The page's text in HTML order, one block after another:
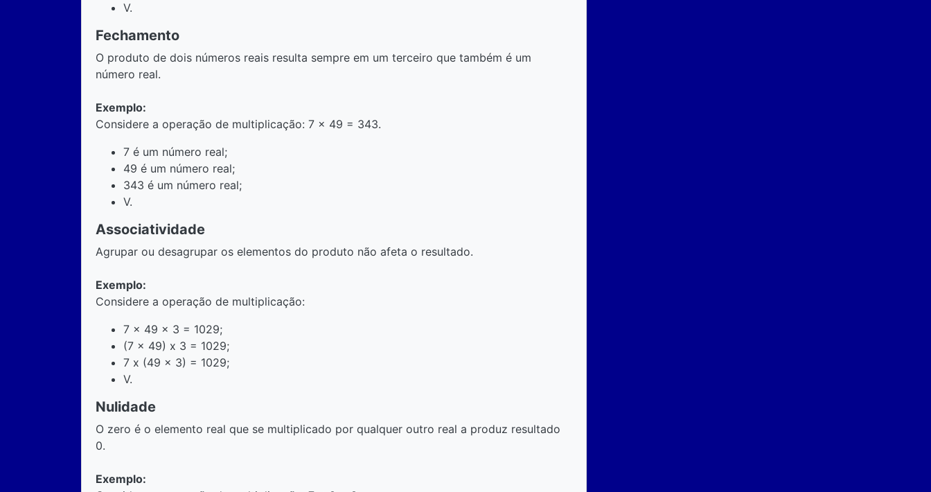
V.
Fechamento
O produto de dois números reais resulta sempre em um terceiro que também é um
número real.
Exemplo:
Considere a operação de multiplicação: 7 x 49 = 343.
7 é um número real;
49 é um número real;
343 é um número real;
V.
Associatividade
Agrupar ou desagrupar os elementos do produto não afeta o resultado.
Exemplo:
Considere a operação de multiplicação:
7 x 49 x 3 = 1029;
(7 x 49) x 3 = 1029;
7 x (49 x 3) = 1029;
V.
Nulidade
O zero é o elemento real que se multiplicado por qualquer outro real a produz resultado
0.
Exemplo: